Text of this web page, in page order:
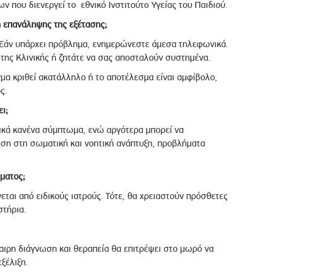
διενεργεί το εθνικό Ινστιτούτο Υγείας του Παιδιού.
της εξέτασης;
υπάρχει πρόβλημα, ενημερώνεστε άμεσα τηλεφωνικά.
Κλινικής ή ζητάτε να σας αποσταλούν συστημένα.
κριθεί ακατάλληλο ή το αποτέλεσμα είναι αμφίβολο,
κανένα σύμπτωμα, ενώ αργότερα μπορεί να
στη σωματική και νοητική ανάπτυξη, προβλήματα
από ειδικούς ιατρούς. Τότε, θα χρειαστούν πρόσθετες
διάγνωση και θεραπεία θα επιτρέψει στο μωρό να